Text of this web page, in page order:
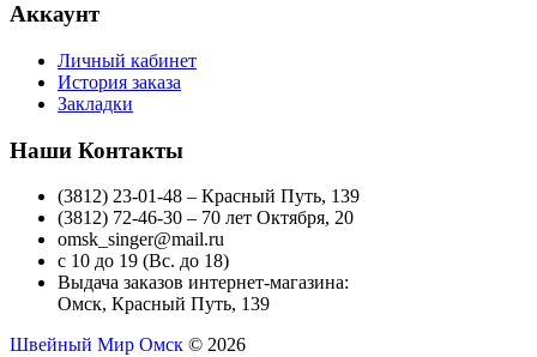
Аккаунт
Личный кабинет
История заказа
Закладки
Наши Контакты
(3812) 23-01-48 – Красный Путь, 139
(3812) 72-46-30 – 70 лет Октября, 20
omsk_singer@mail.ru
с 10 до 19 (Вс. до 18)
Выдача заказов интернет-магазина:
Омск, Красный Путь, 139
Швейный Мир Омск © 2026